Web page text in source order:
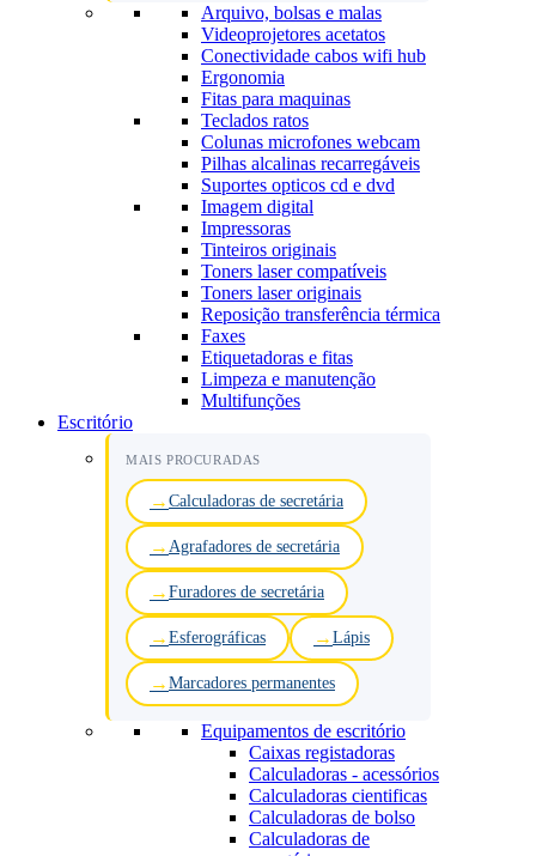
Arquivo, bolsas e malas
Videoprojetores acetatos
Conectividade cabos wifi hub
Ergonomia
Fitas para maquinas
Teclados ratos
Colunas microfones webcam
Pilhas alcalinas recarregáveis
Suportes opticos cd e dvd
Imagem digital
Impressoras
Tinteiros originais
Toners laser compatíveis
Toners laser originais
Reposição transferência térmica
Faxes
Etiquetadoras e fitas
Limpeza e manutenção
Multifunções
Escritório
MAIS PROCURADAS
Calculadoras de secretária
Agrafadores de secretária
Furadores de secretária
Esferográficas Lápis
Marcadores permanentes
Equipamentos de escritório
Caixas registadoras
Calculadoras - acessórios
Calculadoras cientificas
Calculadoras de bolso
Calculadoras de